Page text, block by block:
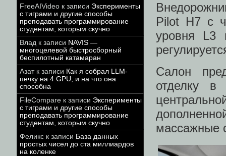
FreeAIVideo к записи Эксперименты
с тиграми и другие способы
преподавать программирование
студентам, которым скучно
Влад к записи NAVIS —
многоцелевой быстросборный
беспилотный катамаран
Азатк записи Как я собрал LLM-
печку на 4 GPU, и на что она
способна
FileCompare к записи Эксперименты
с тиграми и другие способы
преподавать программирование
студентам, которым скучно
Феликс к записи База данных
простых чисел до ста миллиардов
на коленке
Pilot H7 с
уровня L3
Салон
отделку
массажные